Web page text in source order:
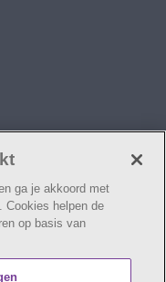
ga je akkoord met
Cookies helpen de
op basis van